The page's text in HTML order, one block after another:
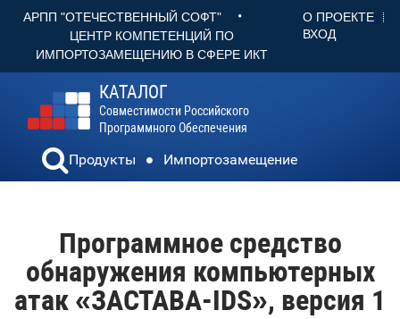
АРПП "ОТЕЧЕСТВЕННЫЙ СОФТ" •
ЦЕНТР КОМПЕТЕНЦИЙ ПО
ИМПОРТОЗАМЕЩЕНИЮ В СФЕРЕ ИКТ
О ПРОЕКТЕ
ВХОД
КАТАЛОГ
Совместимости Российского
Программного Обеспечения
Продукты Импортозамещение
Программное средство
обнаружения компьютерных
атак «ЗАСТАВА-IDS», версия 1